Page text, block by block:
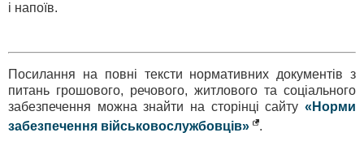
і напоїв.
Посилання на повні тексти нормативних документів з
питань грошового, речового, житлового та соціального
забезпечення можна знайти на сторінці сайту «Норми
забезпечення військовослужбовців»
.